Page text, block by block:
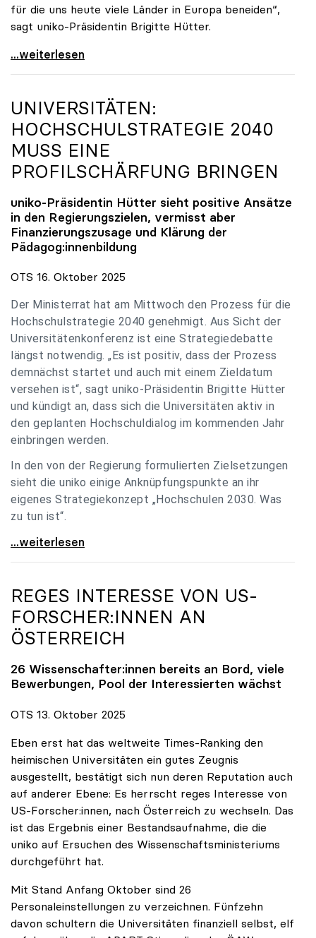
für die uns heute viele Länder in Europa beneiden“,
sagt uniko-Präsidentin Brigitte Hütter.
uniko trauert um ehemaligen Präsidenten Peter
...weiterlesen
UNIVERSITÄTEN:
HOCHSCHULSTRATEGIE 2040
MUSS EINE
PROFILSCHÄRFUNG BRINGEN
uniko-Präsidentin Hütter sieht positive Ansätze
in den Regierungszielen, vermisst aber
Finanzierungszusage und Klärung der
Pädagog:innenbildung
OTS 16. Oktober 2025
Der Ministerrat hat am Mittwoch den Prozess für die
Hochschulstrategie 2040 genehmigt. Aus Sicht der
Universitätenkonferenz ist eine Strategiedebatte
längst notwendig. „Es ist positiv, dass der Prozess
demnächst startet und auch mit einem Zieldatum
versehen ist“, sagt uniko-Präsidentin Brigitte Hütter
und kündigt an, dass sich die Universitäten aktiv in
den geplanten Hochschuldialog im kommenden Jahr
einbringen werden.
In den von der Regierung formulierten Zielsetzungen
sieht die uniko einige Anknüpfungspunkte an ihr
eigenes Strategiekonzept „Hochschulen 2030. Was
zu tun ist“.
Universitäten: Hochschulstrategie 2040 muss eine
...weiterlesen
REGES INTERESSE VON US-
FORSCHER:INNEN AN
ÖSTERREICH
26 Wissenschafter:innen bereits an Bord, viele
Bewerbungen, Pool der Interessierten wächst
OTS 13. Oktober 2025
Eben erst hat das weltweite Times-Ranking den
heimischen Universitäten ein gutes Zeugnis
ausgestellt, bestätigt sich nun deren Reputation auch
auf anderer Ebene: Es herrscht reges Interesse von
US-Forscher:innen, nach Österreich zu wechseln. Das
ist das Ergebnis einer Bestandsaufnahme, die die
uniko auf Ersuchen des Wissenschaftsministeriums
durchgeführt hat.
Mit Stand Anfang Oktober sind 26
Personaleinstellungen zu verzeichnen. Fünfzehn
davon schultern die Universitäten finanziell selbst, elf